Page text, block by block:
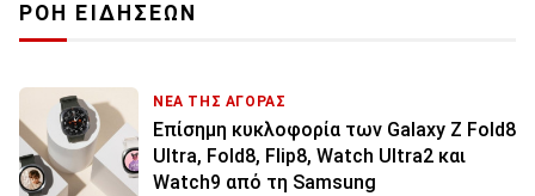
ΡΟΗ ΕΙΔΗΣΕΩΝ
ΝΕΑ ΤΗΣ ΑΓΟΡΑΣ
Επίσημη κυκλοφορία των Galaxy Z Fold8
Ultra, Fold8, Flip8, Watch Ultra2 και
Watch9 από τη Samsung